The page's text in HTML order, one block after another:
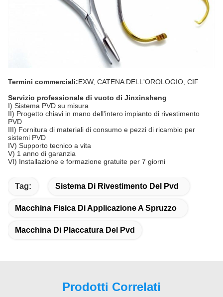
Termini commerciali:EXW, CATENA DELL'OROLOGIO, CIF
Servizio professionale di vuoto di Jinxinsheng
I) Sistema PVD su misura
II) Progetto chiavi in ​​mano dell'intero impianto di rivestimento
PVD
III) Fornitura di materiali di consumo e pezzi di ricambio per
sistemi PVD
IV) Supporto tecnico a vita
V) 1 anno di garanzia
VI) Installazione e formazione gratuite per 7 giorni
Tag: Sistema Di Rivestimento Del Pvd
Macchina Fisica Di Applicazione A Spruzzo
Macchina Di Placcatura Del Pvd
Prodotti Correlati